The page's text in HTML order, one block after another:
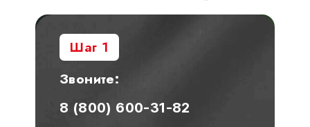
Шаг 1
Звоните:
8 (800) 600-31-82